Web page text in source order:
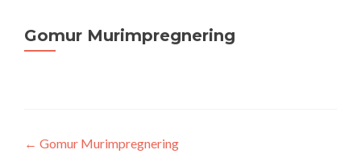
Gomur Murimpregnering
Innleggsnavigasjon
← Gomur Murimpregnering